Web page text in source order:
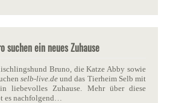
suchen ein neues Zuhause
Bruno, die Katze Abby sowie
selb-live.deund das Tierheim Selb mit
liebevolles Zuhause. Mehr über diese
es nachfolgend…